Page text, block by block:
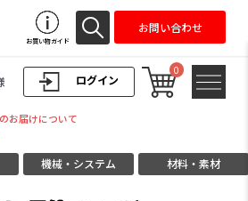
ログイン
0
お買い物ガイド
お問い合わせ
お届けについて
機械・システム 材料・素材